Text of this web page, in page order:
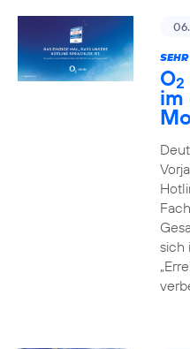
O2
im
sich